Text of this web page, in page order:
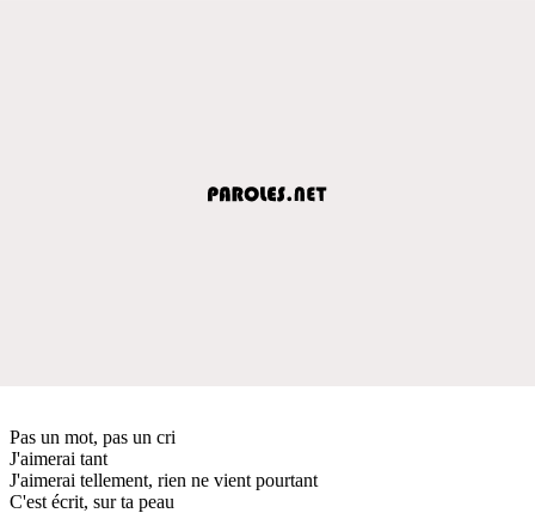
Pas un mot, pas un cri
J'aimerai tant
J'aimerai tellement, rien ne vient pourtant
C'est écrit, sur ta peau